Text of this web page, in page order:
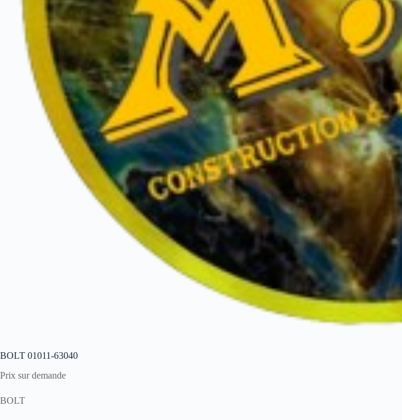
BOLT 01011-63040
Prix sur demande
BOLT